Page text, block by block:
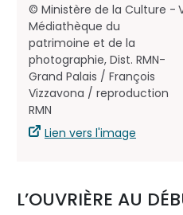
© Ministère de la Culture -
Médiathèque du
patrimoine et de la
photographie, Dist. RMN-
Grand Palais / François
Vizzavona / reproduction
RMN
Lien vers l'image
L’OUVRIÈRE AU